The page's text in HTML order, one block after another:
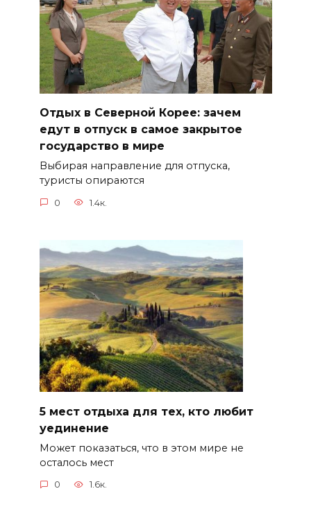
Отдых в Северной Корее: зачем
едут в отпуск в самое закрытое
государство в мире
Выбирая направление для отпуска,
туристы опираются
0 1.4к.
5 мест отдыха для тех, кто любит
уединение
Может показаться, что в этом мире не
осталось мест
0 1.6к.